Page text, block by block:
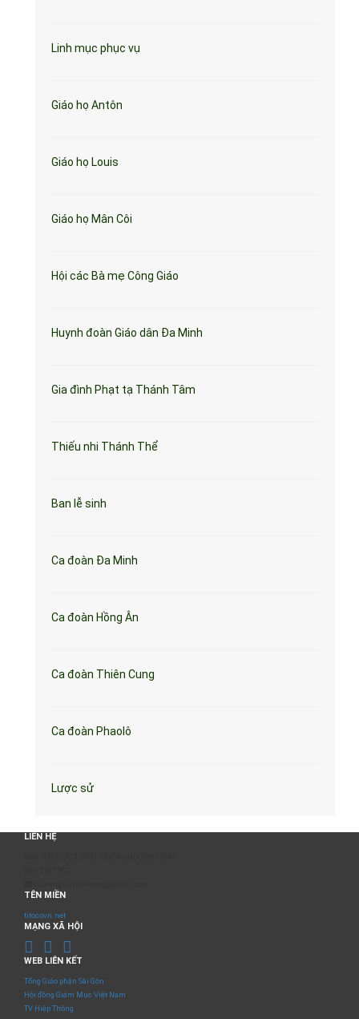
Linh mục phục vụ
Giáo họ Antôn
Giáo họ Louis
Giáo họ Mân Côi
Hội các Bà mẹ Công Giáo
Huynh đoàn Giáo dân Đa Minh
Gia đình Phạt tạ Thánh Tâm
Thiếu nhi Thánh Thể
Ban lễ sinh
Ca đoàn Đa Minh
Ca đoàn Hồng Ân
Ca đoàn Thiên Cung
Ca đoàn Phaolô
Lược sử
LIÊN HỆ
TÊN MIỀN
titocovn.net
MẠNG XÃ HỘI
WEB LIÊN KẾT
Tổng Giáo phận Sài Gòn
Hội đồng Giám Mục Việt Nam
TV Hiệp Thông